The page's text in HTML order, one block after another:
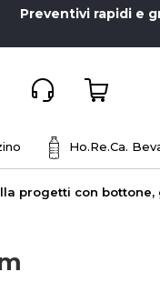
Preventivi rapidi e
Ho.Re.Ca.
progetti con bottone,